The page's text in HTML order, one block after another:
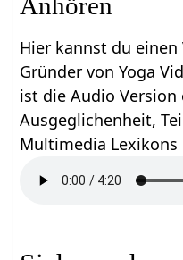
Hier kannst du einen
Gründer von Yoga
ist die Audio Version
Ausgeglichenheit,
Multimedia Lexikons